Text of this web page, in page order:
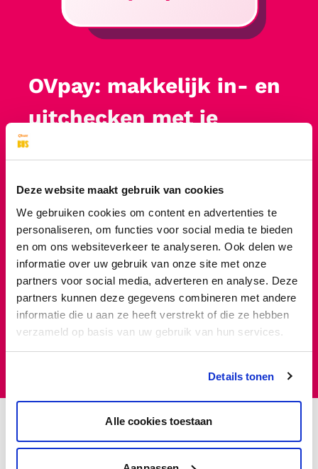
Deze website maakt gebruik van cookies
We gebruiken cookies om content en advertenties te
personaliseren, om functies voor social media te bieden
en om ons websiteverkeer te analyseren. Ook delen we
informatie over uw gebruik van onze site met onze
partners voor social media, adverteren en analyse. Deze
partners kunnen deze gegevens combineren met andere
informatie die u aan ze heeft verstrekt of die ze hebben
verzameld op basis van uw gebruik van hun services.
Details tonen
Alle cookies toestaan
OVpay: makkelijk in- en
uitchecken met je
betaalpas
vervanging toe? In heel Nederland kun je nu
in de trein, bus, tram en metro in- en
uitchecken met je betaalpas, creditcard,
mobiel of smartwatch. Een los kaartje kopen,
je kaart verlengen of saldo laden is niet meer
nodig.
Ontdek het nieuwe reizen
OVpay: in- en uitchecken